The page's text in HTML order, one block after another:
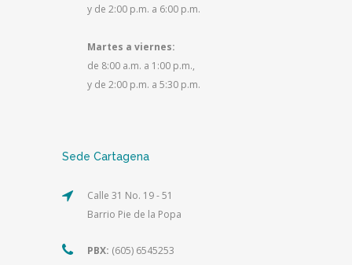
y de 2:00 p.m. a 6:00 p.m.
Martes a viernes:
de 8:00 a.m. a 1:00 p.m.,
y de 2:00 p.m. a 5:30 p.m.
Sede Cartagena
Calle 31 No. 19 - 51
Barrio Pie de la Popa
PBX: (605) 6545253